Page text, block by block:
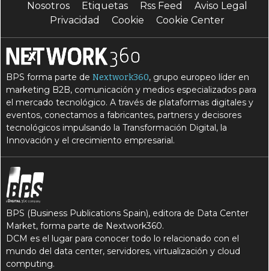
Nosotros Etiquetas Rss Feed
Aviso Legal
Privacidad
Cookie Cookie Center
BPS forma parte deNextwork360, grupo europeo líder en
marketing B2B, comunicación y medios especializados para
el mercado tecnológico. A través de plataformas digitales y
eventos, conectamos a fabricantes, partners y decisores
tecnológicos impulsando la Transformación Digital, la
Innovación y el crecimiento empresarial.
BPS (Business Publications Spain), editora de Data Center
Market, forma parte de Nextwork360.
DCM es el lugar para conocer todo lo relacionado con el
mundo del data center, servidores, virtualización y cloud
computing.